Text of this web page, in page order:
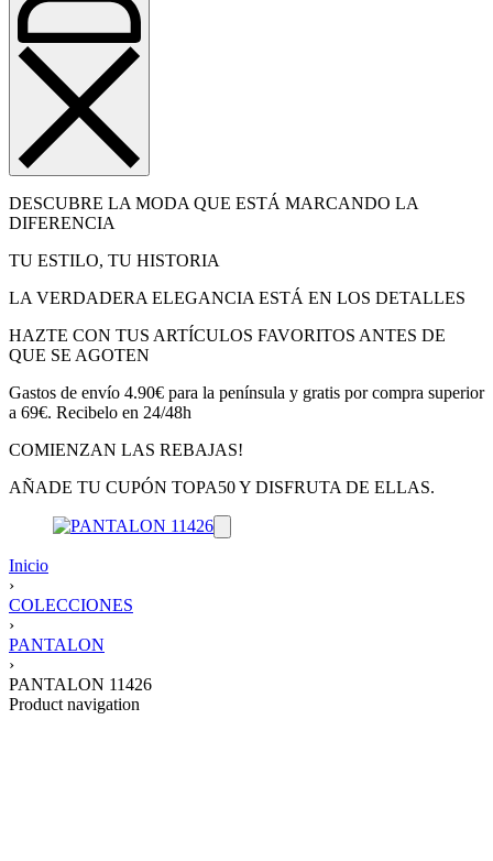
DESCUBRE LA MODA QUE ESTÁ MARCANDO LA
DIFERENCIA
TU ESTILO, TU HISTORIA
LA VERDADERA ELEGANCIA ESTÁ EN LOS DETALLES
HAZTE CON TUS ARTÍCULOS FAVORITOS ANTES DE
QUE SE AGOTEN
Gastos de envío 4.90€ para la península y gratis por compra superior
a 69€. Recibelo en 24/48h
COMIENZAN LAS REBAJAS!
AÑADE TU CUPÓN TOPA50 Y DISFRUTA DE ELLAS.
Inicio
›
COLECCIONES
›
PANTALON
›
PANTALON 11426
Product navigation